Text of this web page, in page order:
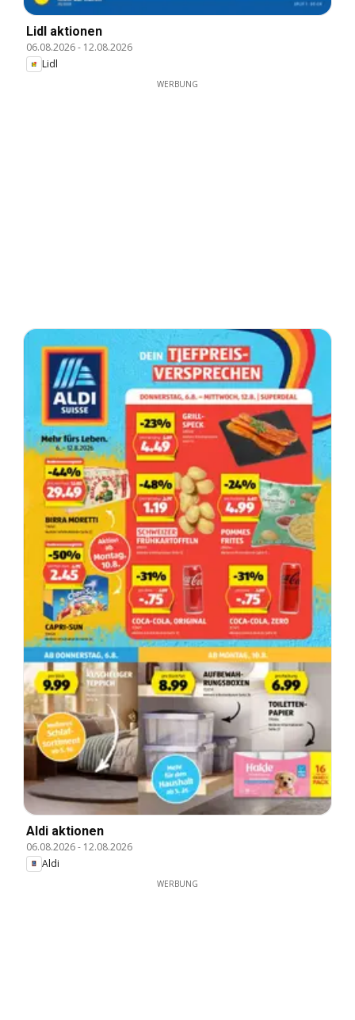
Lidl aktionen
06.08.2026- 12.08.2026
Lidl
WERBUNG
Aldi aktionen
06.08.2026- 12.08.2026
Aldi
WERBUNG